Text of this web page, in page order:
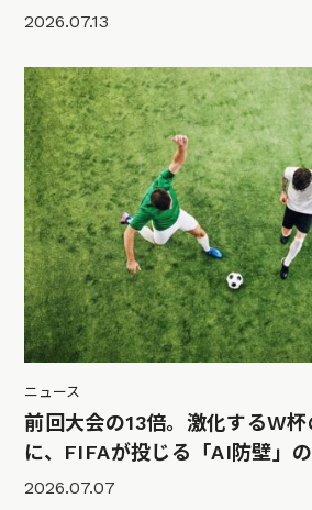
2026.07.13
ニュース
前回大会の13倍。激化するW
に、FIFAが投じる「AI防壁」
2026.07.07